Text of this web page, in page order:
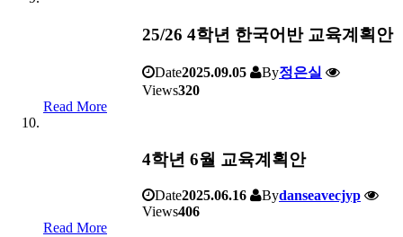
25/26 4학년 한국어반 교육계획안
Date2025.09.05 By정은실
Views320
Read More
4학년 6월 교육계획안
Date2025.06.16 Bydanseavecjyp
Views406
Read More